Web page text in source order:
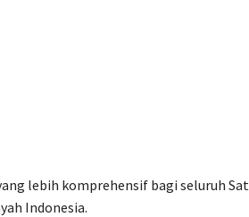
lebih komprehensif bagi seluruh
Indonesia.